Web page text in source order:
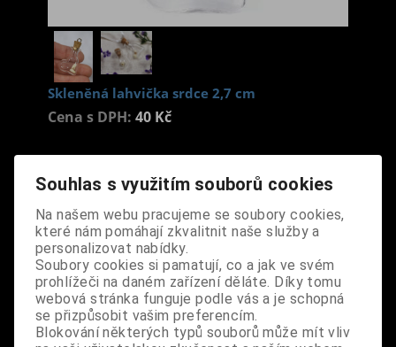
Skleněná lahvička srdce 2,7 cm
Cena s DPH: 40 Kč
Tabulky velikostí: zde
Výrobce:import EU
Katalogové číslo: DOSTLAHBPUS6978
Záruka (měsíců):24
Dotaz na výrobek
Tisk
Souhlas s využitím souborů cookies
Na našem webu pracujeme se soubory cookies,
které nám pomáhají zkvalitnit naše služby a
personalizovat nabídky.
Soubory cookies si pamatují, co a jak ve svém
prohlížeči na daném zařízení děláte. Díky tomu
webová stránka funguje podle vás a je schopná
se přizpůsobit vašim preferencím.
Blokování některých typů souborů může mít vliv